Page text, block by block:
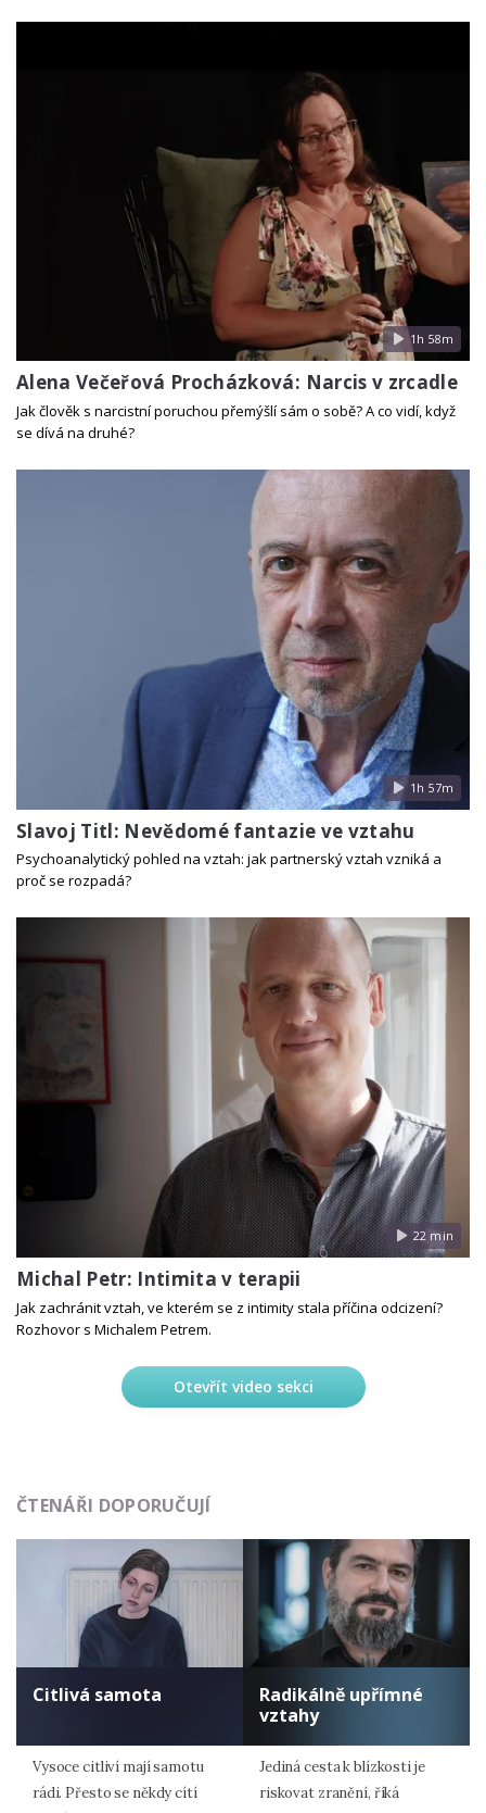
1h 58m
Alena Večeřová Procházková: Narcis v zrcadle
Jak člověk s narcistní poruchou přemýšlí sám o sobě? A co vidí, když
se dívá na druhé?
1h 57m
Slavoj Titl: Nevědomé fantazie ve vztahu
Psychoanalytický pohled na vztah: jak partnerský vztah vzniká a
proč se rozpadá?
22 min
Michal Petr: Intimita v terapii
Jak zachránit vztah, ve kterém se z intimity stala příčina odcizení?
Rozhovor s Michalem Petrem.
Otevřít video sekci
ČTENÁŘI DOPORUČUJÍ
Citlivá samota
Vysoce citliví mají samotu
rádi. Přesto se někdy cítí
Radikálně upřímné
vztahy
Jediná cesta k blízkosti je
riskovat zranění, říká